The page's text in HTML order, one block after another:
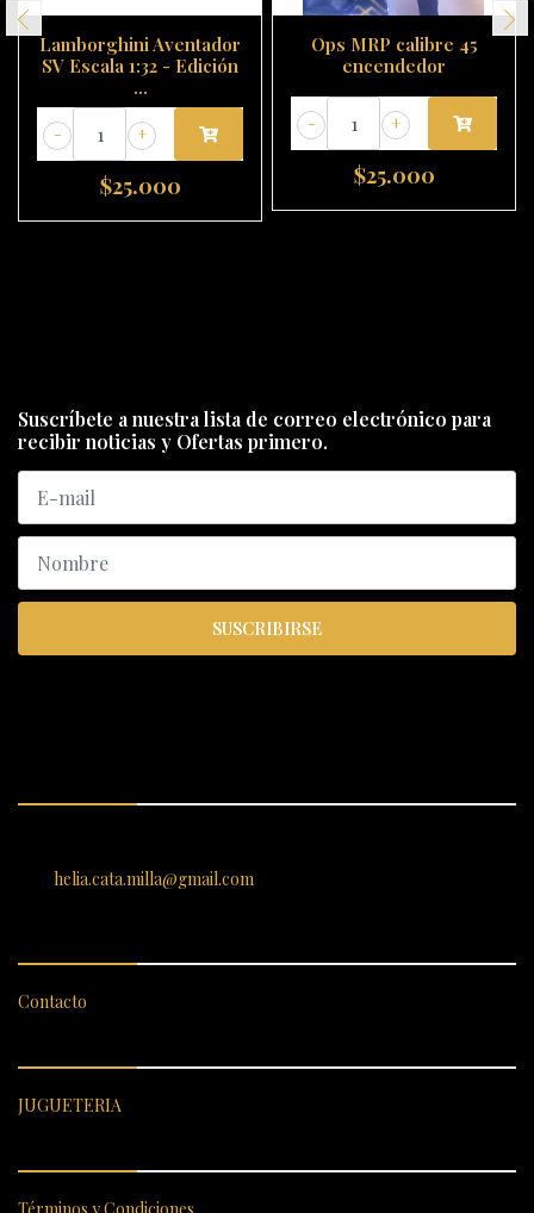
Lamborghini Aventador
SV Escala 1:32 - Edición
...
+
-
$25.000
Ops MRP calibre 45
encendedor
+
-
$25.000
Suscríbete a nuestra lista de correo electrónico para
recibir noticias y Ofertas primero.
SUSCRIBIRSE
helia.cata.milla@gmail.com
Contacto
JUGUETERIA
Términos y Condiciones